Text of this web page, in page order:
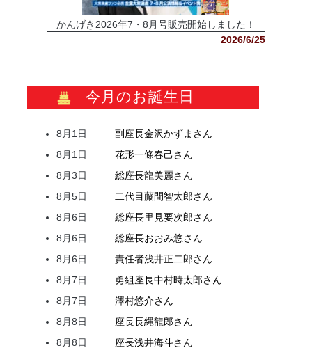
かんげき2026年7・8月号販売開始しました！
2026/6/25
今月のお誕生日
8月1日 副座長金沢かずま さん
8月1日
花形一條春己さん
8月3日
総座長龍美麗さん
8月5日
二代目藤間智太郎さん
8月6日
総座長里見要次郎さん
8月6日
総座長おおみ悠さん
8月6日
責任者浅井正二郎さん
8月7日
勇組座長中村時太郎さん
8月7日
澤村悠介さん
8月8日
座長長縄龍郎さん
8月8日
座長浅井海斗さん